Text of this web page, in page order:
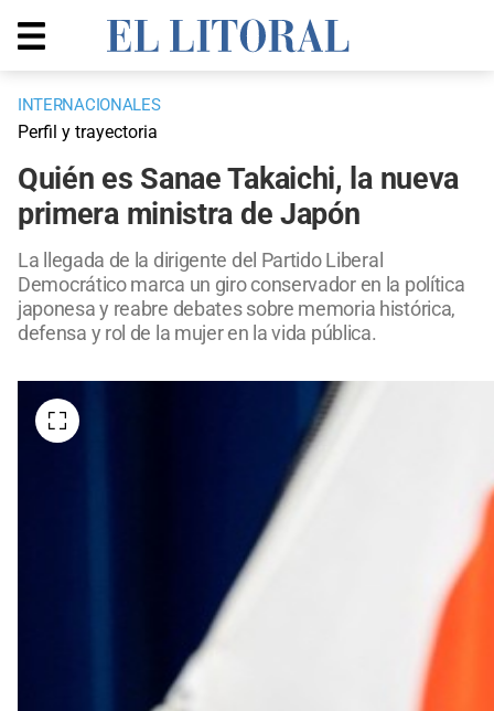
INTERNACIONALES
Perfil y trayectoria
Quién es Sanae Takaichi, la nueva
primera ministra de Japón
La llegada de la dirigente del Partido Liberal
Democrático marca un giro conservador en la política
japonesa y reabre debates sobre memoria histórica,
defensa y rol de la mujer en la vida pública.